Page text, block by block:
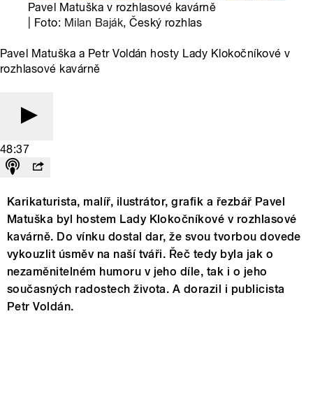
Pavel Matuška v rozhlasové kavárně
| Foto: Milan Baják, Český rozhlas
Pavel Matuška a Petr Voldán hosty Lady Klokočníkové v
rozhlasové kavárně
48:37
Karikaturista, malíř, ilustrátor, grafik a řezbář Pavel
Matuška byl hostem Lady Klokočníkové v rozhlasové
kavárně. Do vínku dostal dar, že svou tvorbou dovede
vykouzlit úsměv na naší tváři. Řeč tedy byla jak o
nezaměnitelném humoru v jeho díle, tak i o jeho
současných radostech života. A dorazil i publicista
Petr Voldán.